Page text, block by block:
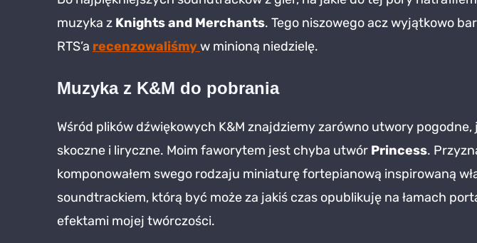
–
muzyka
muzyka z Knights and Merchants. Tego niszowego acz wyjątkowo
RTS’a recenzowaliśmyw minioną niedzielę.
Muzyka z K&M do pobrania
Wśród plików dźwiękowych K&M znajdziemy zarówno utwory pogodne,
skoczne i liryczne. Moim faworytem jest chyba utwór Princess.
komponowałem swego rodzaju miniaturę fortepianową inspirowaną
soundtrackiem, którą być może za jakiś czas opublikuję na łamach
efektami mojej twórczości.